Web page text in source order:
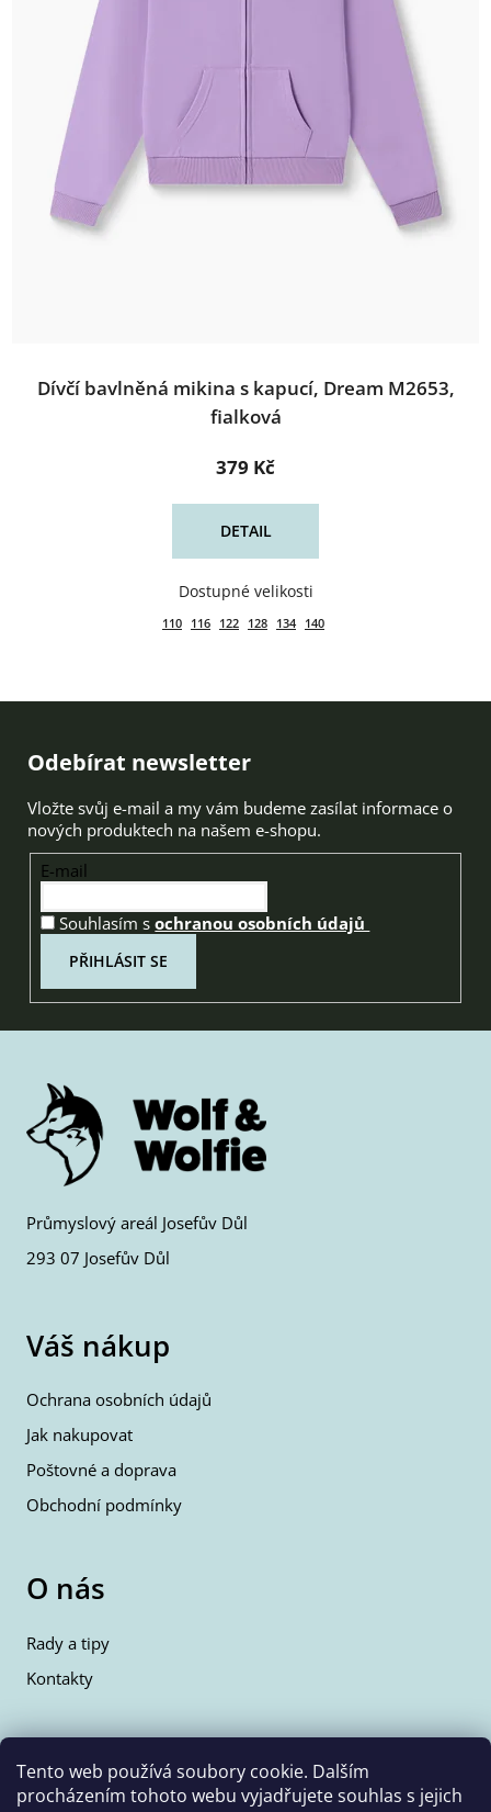
Tento web používá soubory cookie. Dalším
procházením tohoto webu vyjadřujete souhlas s jejich
Dívčí bavlněná mikina s kapucí, Dream M2653,
fialková
379 Kč
DETAIL
110 116 122 128 134 140
Zápatí
Odebírat newsletter
Vložte svůj e-mail a my vám budeme zasílat informace o
nových produktech na našem e-shopu.
E-mail
Souhlasím sochranou osobních údajů
PŘIHLÁSIT SE
Průmyslový areál Josefův Důl
293 07 Josefův Důl
Váš nákup
Ochrana osobních údajů
Jak nakupovat
Poštovné a doprava
Obchodní podmínky
O nás
Rady a tipy
Kontakty
Kontakty